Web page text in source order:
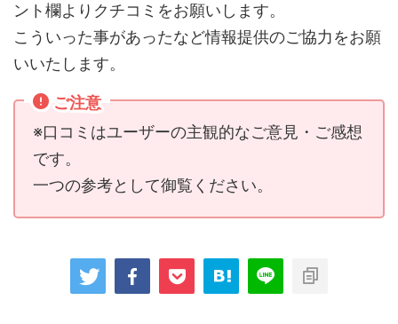
ント欄よりクチコミをお願いします。
こういった事があったなど情報提供のご協力をお願
いいたします。
ご注意
※口コミはユーザーの主観的なご意見・ご感想
です。
一つの参考として御覧ください。